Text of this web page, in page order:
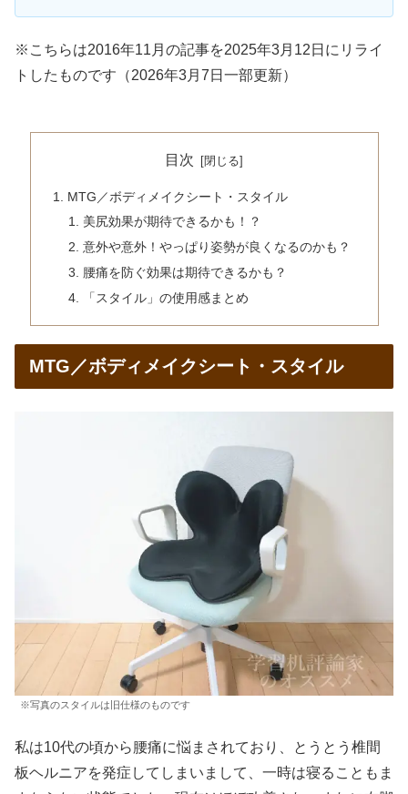
※こちらは2016年11月の記事を2025年3月12日にリライ
トしたものです（2026年3月7日一部更新）
目次
MTG／ボディメイクシート・スタイル
美尻効果が期待できるかも！？
意外や意外！やっぱり姿勢が良くなるのかも？
腰痛を防ぐ効果は期待できるかも？
「スタイル」の使用感まとめ
MTG／ボディメイクシート・スタイル
※写真のスタイルは旧仕様のものです
私は10代の頃から腰痛に悩まされており、とうとう椎間
板ヘルニアを発症してしまいまして、一時は寝ることもま